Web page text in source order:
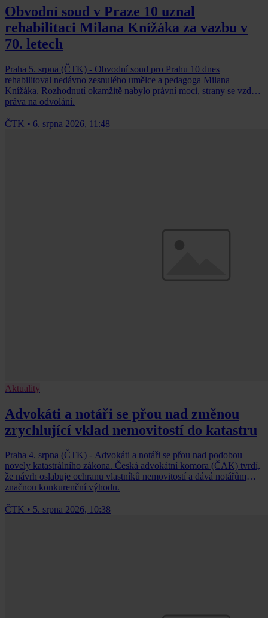
Obvodní soud v Praze 10 uznal
rehabilitaci Milana Knížáka za vazbu v
70. letech
Praha 5. srpna (ČTK) - Obvodní soud pro Prahu 10 dnes
rehabilitoval nedávno zesnulého umělce a pedagoga Milana
Knížáka. Rozhodnutí okamžitě nabylo právní moci, strany se vzdaly
práva na odvolání.
ČTK • 6. srpna 2026, 11:48
Aktuality
Advokáti a notáři se přou nad změnou
zrychlující vklad nemovitostí do katastru
Praha 4. srpna (ČTK) - Advokáti a notáři se přou nad podobou
novely katastrálního zákona. Česká advokátní komora (ČAK) tvrdí,
že návrh oslabuje ochranu vlastníků nemovitostí a dává notářům
značnou konkurenční výhodu.
ČTK • 5. srpna 2026, 10:38